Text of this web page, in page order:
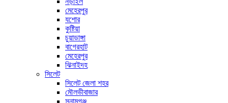
মেহেরপুর
যশোর
কুষ্টিয়া
চুয়াডাঙ্গা
বাগেরহাট
মেহেরপুর
ঝিনাইদহ
সিলেট
সিলেট জেলা শহর
মৌলভীবাজার
সুনামগঞ্জ